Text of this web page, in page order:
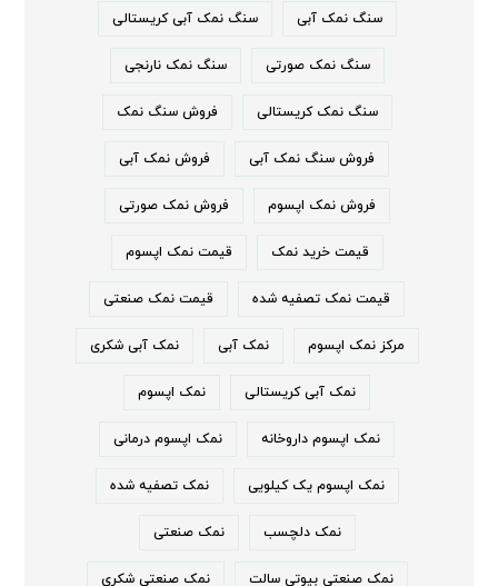
سنگ نمک آبی سنگ نمک آبی کریستالی
سنگ نمک صورتی سنگ نمک نارنجی
سنگ نمک کریستالی فروش سنگ نمک
فروش سنگ نمک آبی فروش نمک آبی
فروش نمک اپسوم فروش نمک صورتی
قیمت خرید نمک قیمت نمک اپسوم
قیمت نمک تصفیه شده قیمت نمک صنعتی
مرکز نمک اپسوم نمک آبی نمک آبی شکری
نمک آبی کریستالی نمک اپسوم
نمک اپسوم داروخانه نمک اپسوم درمانی
نمک اپسوم یک کیلویی نمک تصفیه شده
نمک دلچسب نمک صنعتی
نمک صنعتی بیوتی سالت نمک صنعتی شکری